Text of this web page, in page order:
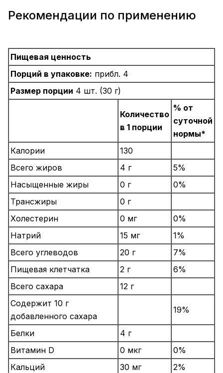
Рекомендации по применению
Пищевая ценность
Порций в упаковке: прибл. 4
Размер порции 4 шт. (30 г)
Количество
в 1 порции
% от
суточной
нормы*
Калории
130
Всего жиров
4 г
5%
Насыщенные жиры
0 г
0%
Трансжиры
0 г
Холестерин
0 мг
0%
Натрий
15 мг
1%
Всего углеводов
20 г
7%
Пищевая клетчатка
2 г
6%
Всего сахара
12 г
Содержит 10 г
добавленного сахара
19%
Белки
4 г
Витамин D
0 мкг
0%
Кальций
30 мг
2%